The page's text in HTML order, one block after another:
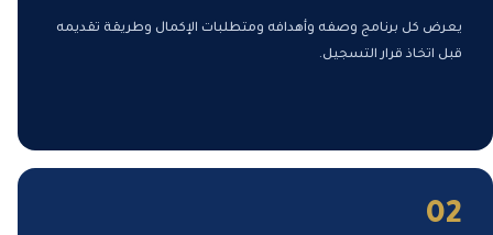
يعرض كل برنامج وصفه وأهدافه ومتطلبات الإكمال وطريقة تقديمه
قبل اتخاذ قرار التسجيل.
02